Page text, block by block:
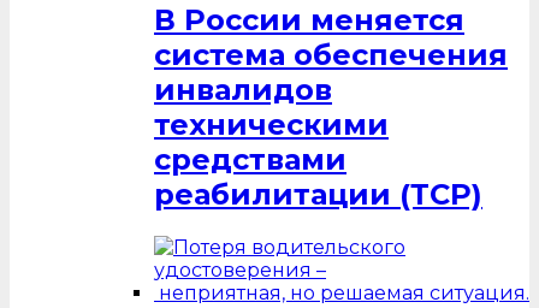
В России меняется
система обеспечения
инвалидов
техническими
средствами
реабилитации (ТСР)